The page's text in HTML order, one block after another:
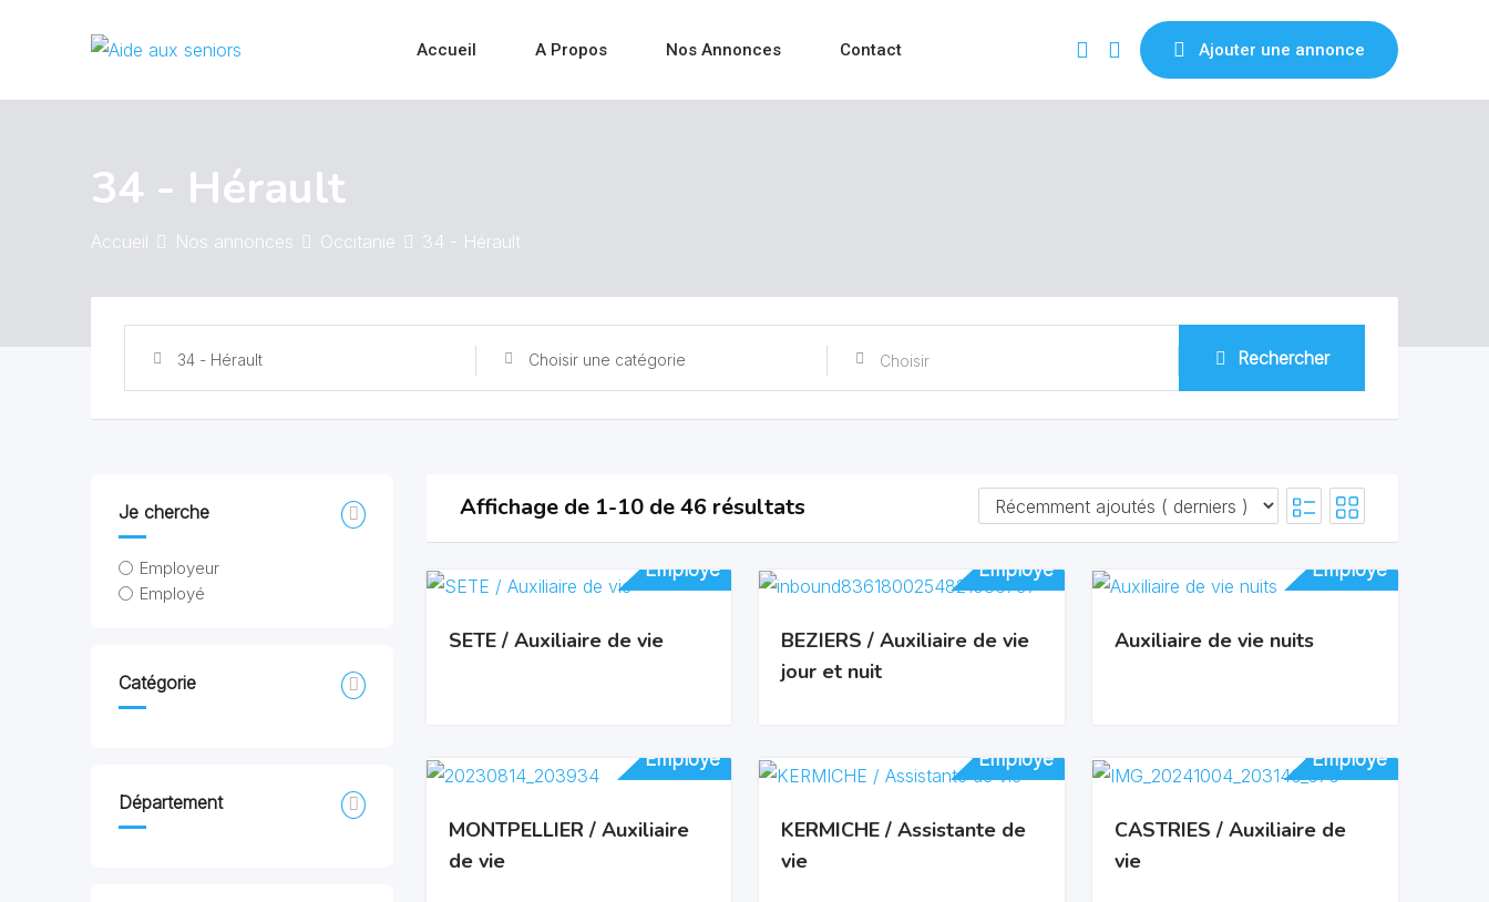
Accueil A Propos Nos Annonces Contact Ajouter une annonce
34 - Hérault
Accueil Nos annonces Occitanie 34 - Hérault
34 - Hérault Choisir une catégorie Choisir Rechercher
Je cherche
Employeur
Employé
Catégorie
Département
Affichage de 1-10 de 46 résultats
Employé
Employé
SETE / Auxiliaire de vie
Employé
Employé
BEZIERS / Auxiliaire de vie
jour et nuit
Employé
Employé
Auxiliaire de vie nuits
Employé
Employé
MONTPELLIER / Auxiliaire
de vie
Employé
Employé
KERMICHE / Assistante de
vie
Employé
Employé
CASTRIES / Auxiliaire de
vie